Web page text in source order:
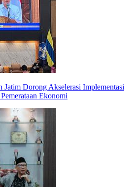
Jatim Dorong Akselerasi Implementasi
Ekonomi